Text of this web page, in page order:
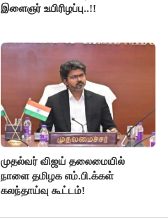
இளைஞர் உயிரிழப்பு..!!
முதல்வர் விஜய் தலைமையில்
நாளை தமிழக எம்.பி.க்கள்
கலந்தாய்வு கூட்டம்!